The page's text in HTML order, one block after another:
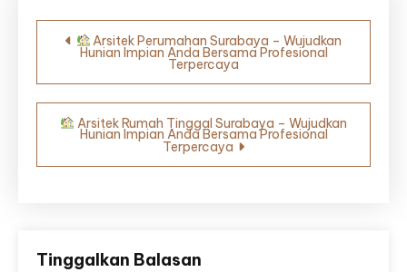
Navigasi
pos
Arsitek Perumahan Surabaya – Wujudkan
Hunian Impian Anda Bersama Profesional
Terpercaya
Arsitek Rumah Tinggal Surabaya – Wujudkan
Hunian Impian Anda Bersama Profesional
Terpercaya
Tinggalkan Balasan